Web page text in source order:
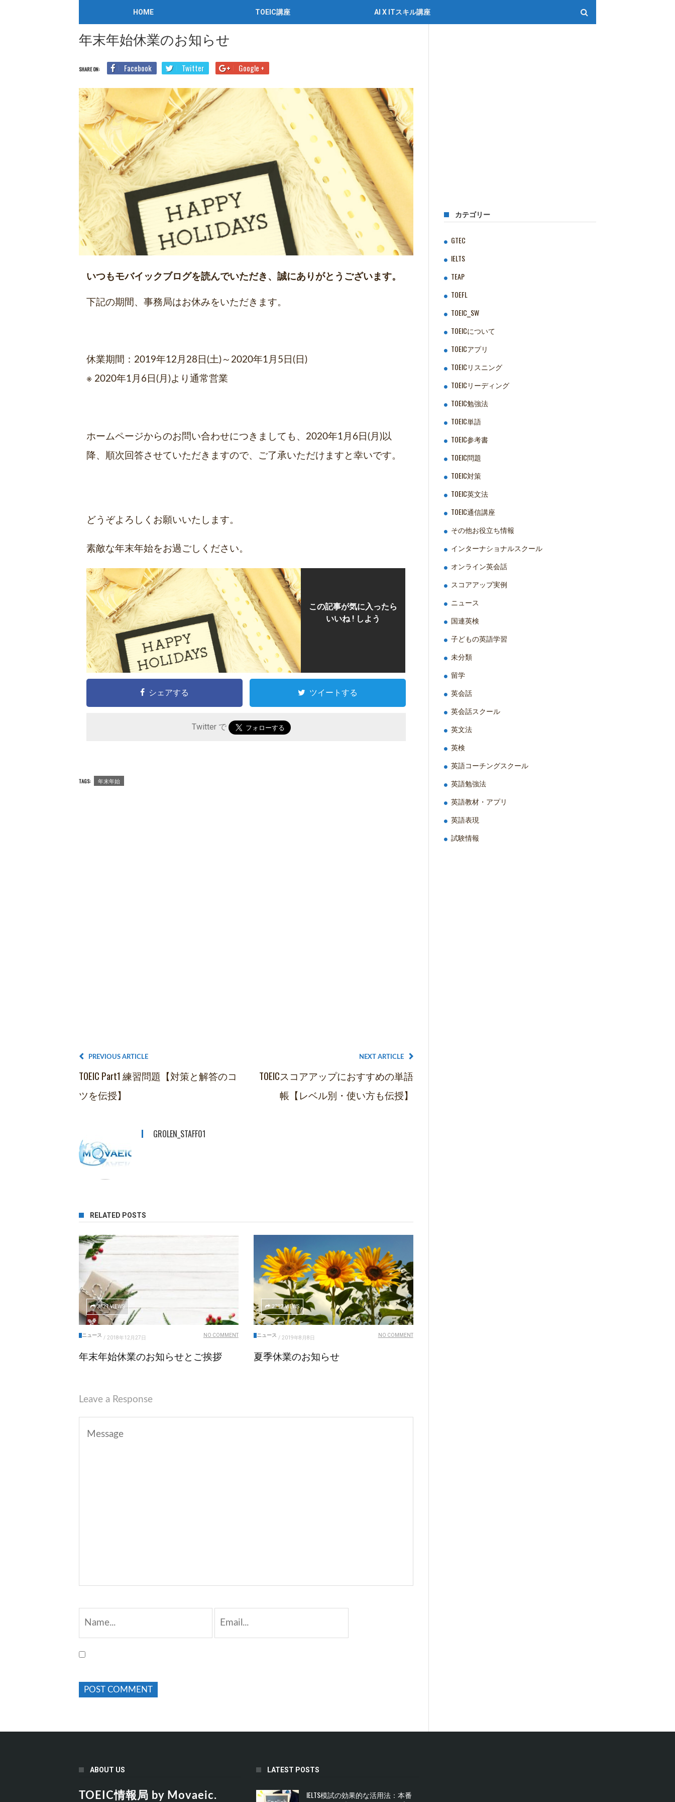
HOME TOEIC講座 AI X ITスキル講座
ニュース 年末年始休業のお知らせ
2019年12月25日
年末年始休業のお知らせ
SHARE ON: Facebook Twitter Google +
いつもモバイックブログを読んでいただき、誠にありがとうございます。
下記の期間、事務局はお休みをいただきます。
休業期間：2019年12月28日(土)～2020年1月5日(日)
※ 2020年1月6日(月)より通常営業
ホームページからのお問い合わせにつきましても、2020年1月6日(月)以
降、順次回答させていただきますので、ご了承いただけますと幸いです。
どうぞよろしくお願いいたします。
素敵な年末年始をお過ごしください。
この記事が気に入ったら
いいね ! しよう
シェアする ツイートする
Twitter で
TAGS: 年末年始
PREVIOUS ARTICLE
TOEIC Part1 練習問題【対策と解答のコ
ツを伝授】
NEXT ARTICLE
TOEICスコアアップにおすすめの単語
帳【レベル別・使い方も伝授】
GROLEN_STAFF01
RELATED POSTS
3821 VIEWS
ニュース / 2018年12月27日 NO COMMENT
年末年始休業のお知らせとご挨拶
2797 VIEWS
ニュース / 2019年8月8日 NO COMMENT
夏季休業のお知らせ
Leave a Response
カテゴリー
GTEC
IELTS
TEAP
TOEFL
TOEIC‗SW
TOEICについて
TOEICアプリ
TOEICリスニング
TOEICリーディング
TOEIC勉強法
TOEIC単語
TOEIC参考書
TOEIC問題
TOEIC対策
TOEIC英文法
TOEIC通信講座
その他お役立ち情報
インターナショナルスクール
オンライン英会話
スコアアップ実例
ニュース
国連英検
子どもの英語学習
未分類
留学
英会話
英会話スクール
英文法
英検
英語コーチングスクール
英語勉強法
英語教材・アプリ
英語表現
試験情報
ABOUT US
TOEIC情報局 by Movaeic.
LATEST POSTS
IELTS模試の効果的な活用法：本番